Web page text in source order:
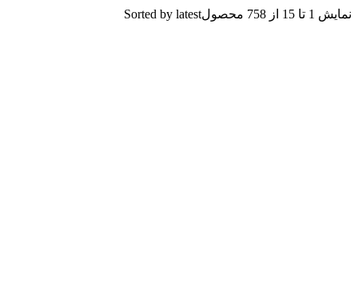
نمایش 1 تا 15 از 758 محصول Sorted by latest